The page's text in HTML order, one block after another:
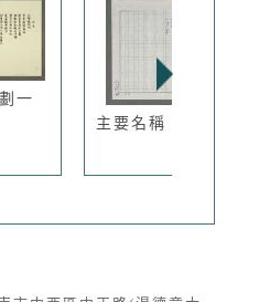
一
主要名稱：戰場